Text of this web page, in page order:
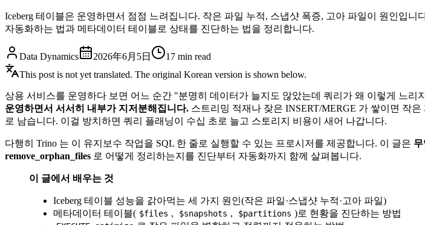
Iceberg 테이블은 운영하면서 점점 느려집니다. 작은 파일 누적, 스냅샷 폭증, 고아 파일이 원인입
자동화하는 법과 메타데이터 테이블로 상태를 진단하는 법을 정리합니다.
Data Dynamics 2026年6月5日 17 min read
This post is not yet translated. The original Korean version is shown below.
상용 서비스를 운영하다 보면 어느 순간 "분명히 데이터가 늘지도 않았는데 쿼리가 왜 이렇게 느리
운영하면서 서서히 내부가 지저분해집니다. 스트리밍 적재나 잦은 INSERT/MERGE 가 쌓이면 작
로 남습니다. 이걸 방치하면 쿼리 플래닝이 수십 초로 늘고 스토리지 비용이 새어 나갑니다.
다행히 Trino 는 이 유지보수 작업을 SQL 한 줄로 실행할 수 있는 프로시저를 제공합니다. 이 글은
remove_orphan_files 로 어떻게 정리하는지를 진단부터 자동화까지 함께 살펴봅니다.
이 글에서 배우는 것
Iceberg 테이블 성능을 갉아먹는 세 가지 원인(작은 파일·스냅샷 누적·고아 파일)
메타데이터 테이블( $files , $snapshots , $partitions )로 현황을 진단하는 방법